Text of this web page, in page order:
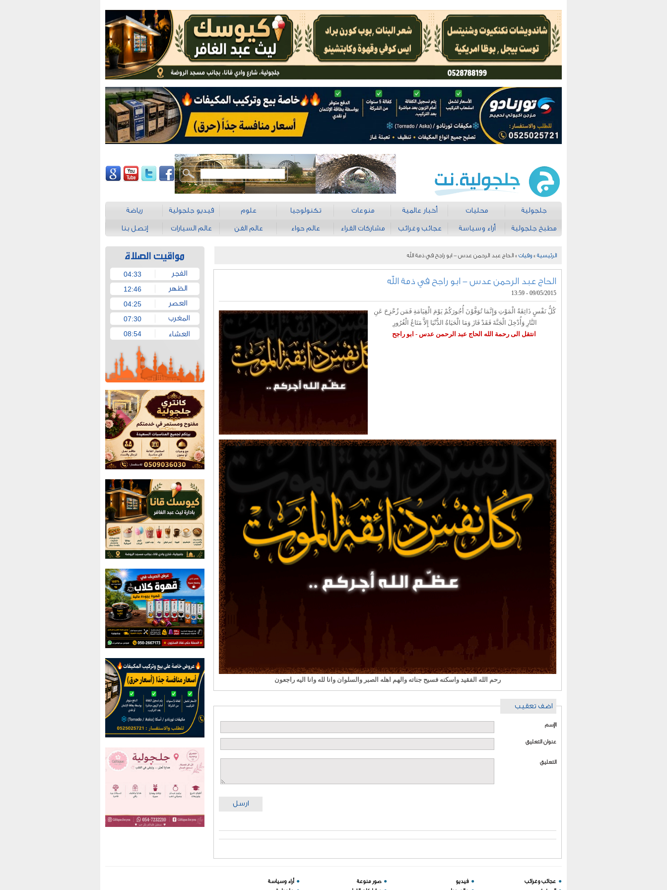
جلجولية محليات أخبار عالمية منوعات تكنولوجيا علوم فيديو جلجولية رياضة
مطبخ جلجولية أراء وسياسة عجائب وغرائب مشاركات القراء عالم حواء عالم الفن عالم السيارات إتصل بنا
الرئيسية » وفيات » الحاج عبد الرحمن عدس - ابو راجح في ذمة الله
الحاج عبد الرحمن عدس - ابو راجح في ذمة الله
09/05/2015 - 13:59
كُلُّ نَفْسٍ ذَائِقَةُ الْمَوْتِ وَإِنَّمَا تُوَفَّوْنَ أُجُورَكُمْ يَوْمَ الْقِيَامَةِ فَمَن زُحْزِحَ عَنِ
النَّارِ وَأُدْخِلَ الْجَنَّةَ فَقَدْ فَازَ وَمَا الْحَيَاةُ الدُّنْيَا إِلاَّ مَتَاعُ الْغُرُورِ
انتقل الى رحمة الله الحاج عبد الرحمن عدس - ابو راجح
رحم الله الفقيد واسكنه فسيح جناته والهم اهله الصبر والسلوان وانا لله وانا اليه راجعون
اضف تعقيب
الإسم
عنوان التعليق
التعليق
ارسل
04:33
12:46
04:25
07:30
08:54
● عجائب وغرائب
● فيديو
● صور منوعة
● أراء وسياسة